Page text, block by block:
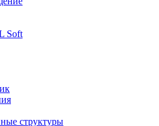
Soft
структуры